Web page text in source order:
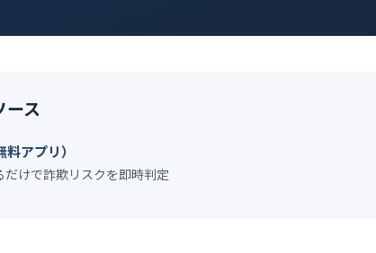
ース
アプリ）
けで詐欺リスクを即時判定